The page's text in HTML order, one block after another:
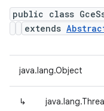
public class
extends
java.lang.Object
↳